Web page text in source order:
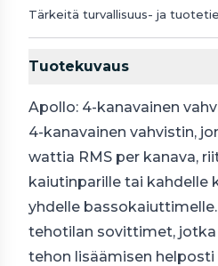
Tärkeitä turvallisuus- ja
Tuotekuvaus
Apollo: 4-kanavainen
4-kanavainen vahvistin,
wattia RMS per kanava,
kaiutinparille tai kahdelle
yhdelle
tehotilan sovittimet,
tehon lisäämisen